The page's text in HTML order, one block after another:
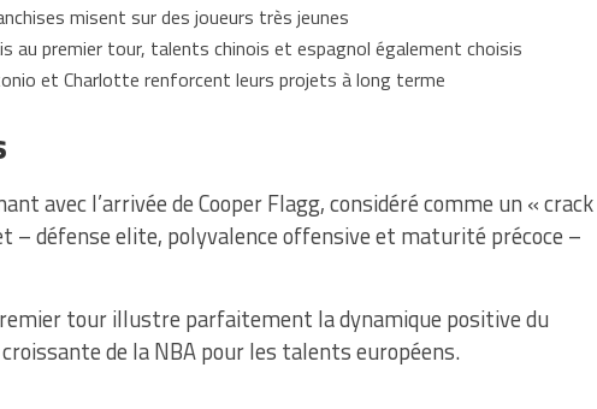
misent sur des joueurs très jeunes
au premier tour, talents chinois et espagnol également choisis
et Charlotte renforcent leurs projets à long terme
avec l’arrivée de Cooper Flagg, considéré comme un « crack
– défense elite, polyvalence offensive et maturité précoce –
tour illustre parfaitement la dynamique positive du
de la NBA pour les talents européens.